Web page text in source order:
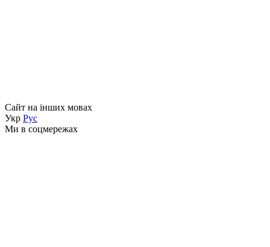
Сайт на інших мовах
Укр Рус
Ми в соцмережах